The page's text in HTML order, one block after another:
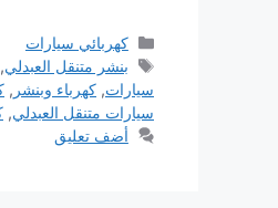
التصنيفات
كهربائي سيارات
الوسوم
بنشر متنقل العبدلي
سيارات, كهرباء وبنشر ,
سيارات متنقل العبدلي,
أضف تعليق